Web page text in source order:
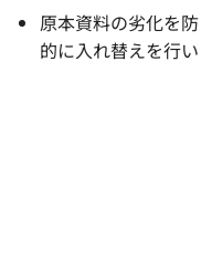
原本資料の劣化を
的に入れ替えを行い